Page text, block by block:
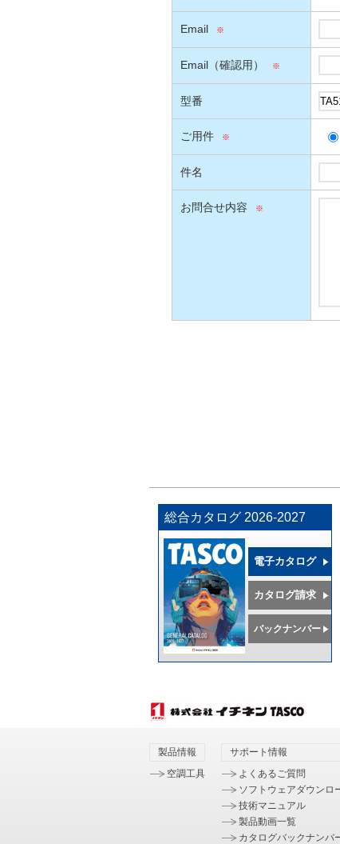
Email
Email（確認用）
型番
ご用件
件名
お問合せ内容
総合カタログ 2026-2027
電子カタログ
カタログ請求
バックナンバー
製品情報
空調工具
サポート情報
よくあるご質問
ソフトウェアダウンロ
技術マニュアル
製品動画一覧
カタログバックナンバ